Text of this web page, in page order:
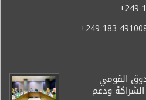
+249-
+249-183-
القومي
الشراكة ودعم